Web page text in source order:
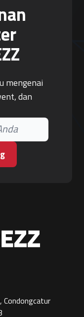
mengenai
dan
Condongcatur